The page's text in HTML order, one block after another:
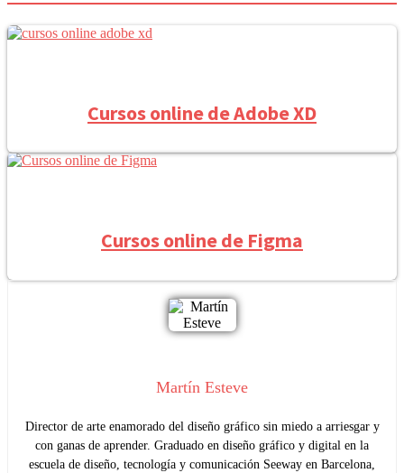
Cursos online de Adobe XD
Cursos online de Figma
Martín Esteve
Director de arte enamorado del diseño gráfico sin miedo a arriesgar y
con ganas de aprender. Graduado en diseño gráfico y digital en la
escuela de diseño, tecnología y comunicación Seeway en Barcelona,